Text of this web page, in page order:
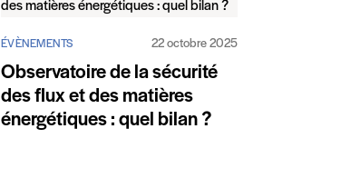
ÉVÈNEMENTS 22 octobre 2025
Observatoire de la sécurité
des flux et des matières
énergétiques : quel bilan ?